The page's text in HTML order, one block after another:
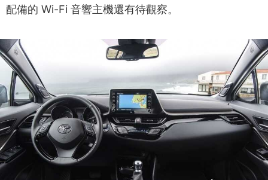
配備的 Wi-Fi 音響主機還有待觀察。